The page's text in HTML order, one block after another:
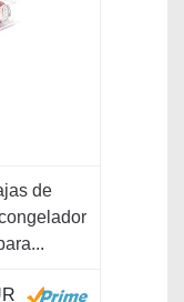
de